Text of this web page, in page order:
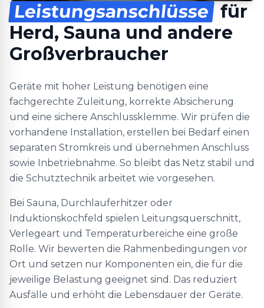
Leistungsanschlüsse für
Herd, Sauna und andere
Großverbraucher
Geräte mit hoher Leistung benötigen eine
fachgerechte Zuleitung, korrekte Absicherung
und eine sichere Anschlussklemme. Wir prüfen die
vorhandene Installation, erstellen bei Bedarf einen
separaten Stromkreis und übernehmen Anschluss
sowie Inbetriebnahme. So bleibt das Netz stabil und
die Schutztechnik arbeitet wie vorgesehen.
Bei Sauna, Durchlauferhitzer oder
Induktionskochfeld spielen Leitungsquerschnitt,
Verlegeart und Temperaturbereiche eine große
Rolle. Wir bewerten die Rahmenbedingungen vor
Ort und setzen nur Komponenten ein, die für die
jeweilige Belastung geeignet sind. Das reduziert
Ausfälle und erhöht die Lebensdauer der Geräte.